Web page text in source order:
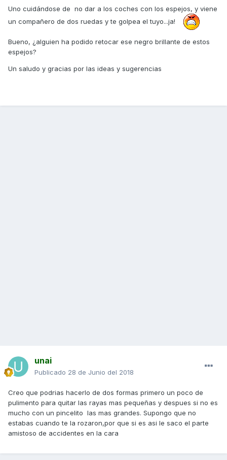
Uno cuidándose de no dar a los coches con los espejos, y viene
un compañero de dos ruedas y te golpea el tuyo...ja!
Bueno, ¿alguien ha podido retocar ese negro brillante de estos
espejos?
Un saludo y gracias por las ideas y sugerencias
unai
Publicado 28 de Junio del 2018
Creo que podrias hacerlo de dos formas primero un poco de
pulimento para quitar las rayas mas pequeñas y despues si no es
mucho con un pincelito las mas grandes. Supongo que no
estabas cuando te la rozaron,por que si es asi le saco el parte
amistoso de accidentes en la cara